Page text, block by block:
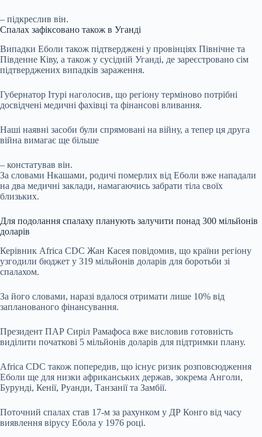
– підкреслив він.
Спалах зафіксовано також в Уганді
Випадки Еболи також підтверджені у провінціях Північне та
Південне Ківу, а також у сусідній Уганді, де зареєстровано сім
підтверджених випадків зараження.
Губернатор Ітурі наголосив, що регіону терміново потрібні
досвідчені медичні фахівці та фінансові вливання.
Наші наявні засоби були спрямовані на війну, а тепер ця друга
війна вимагає ще більше
– констатував він.
За словами Нкашами, родичі померлих від Еболи вже нападали
на два медичні заклади, намагаючись забрати тіла своїх
близьких.
Для подолання спалаху планують залучити понад 300 мільйонів
доларів
Керівник Africa CDC Жан Касея повідомив, що країни регіону
узгодили бюджет у 319 мільйонів доларів для боротьби зі
спалахом.
За його словами, наразі вдалося отримати лише 10% від
запланованого фінансування.
Президент ПАР Сиріл Рамафоса вже висловив готовність
виділити початкові 5 мільйонів доларів для підтримки плану.
Africa CDC також попередив, що існує ризик розповсюдження
Еболи ще для низки африканських держав, зокрема Анголи,
Бурунді, Кенії, Руанди, Танзанії та Замбії.
Поточний спалах став 17-м за рахунком у ДР Конго від часу
виявлення вірусу Ебола у 1976 році.